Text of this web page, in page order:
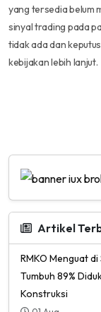
yang tersedia belum
sinyal trading pada
tidak ada dan
kebijakan lebih lanjut.
Artikel
RMKO Menguat
Tumbuh 89%
Konstruksi